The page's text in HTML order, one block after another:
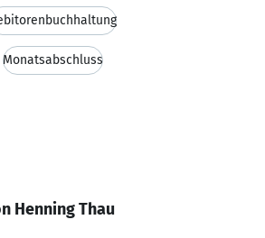
Monatsabschluss
Henning Thau